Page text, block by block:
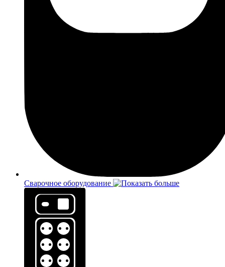
Сварочное оборудование